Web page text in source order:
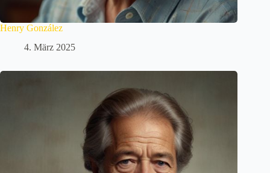
Henry González
4. März 2025